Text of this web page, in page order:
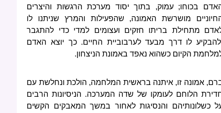
בכוחו; עמוק, בתוך יסוד מערכת הרגשות והיצרים
מושרשת האמונה, שהפעילות והמרץ שניתנו לו
מתחילת בריתו חזקים ועצומים למדי כדי להתגבר
לו דרך מבעד לערבוביית החיים. כך יוצא האדם
הקיום כשהוא נאפד באמונת הניצחון.
אמונה זו, איתנה בראשית המלחמה, הולכת ונחלשת עם
הלוחם לעומקו של שדה המערכה. הניסיונות הרבים
כשלונותיהם והנסיגות לאחור במשך המאבקים הקשים